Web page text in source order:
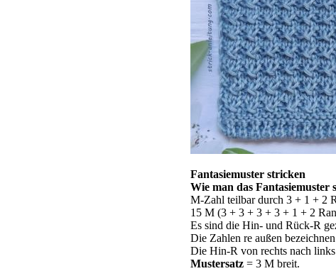
Fantasiemuster stricken
Wie man das Fantasiemuster
M-Zahl teilbar durch 3 + 1 + 2
15 M (3 + 3 + 3 + 3 + 1 + 2
Es sind die Hin- und Rück-R
Die Zahlen re außen
Die Hin-R von rechts nach
Mustersatz = 3 M breit.